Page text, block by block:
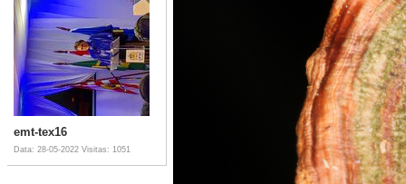
emt-tex16
Data: 28-05-2022 Visitas: 1051